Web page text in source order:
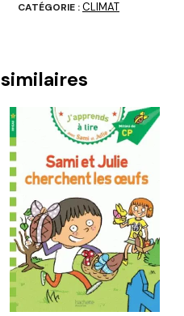
CATÉGORIE :CLIMAT